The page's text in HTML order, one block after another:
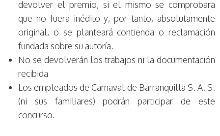
devolver el premio, si el mismo se comprobara
que no fuera inédito y, por tanto, absolutamente
original, o se planteará contienda o reclamación
fundada sobre su autoría.
No se devolverán los trabajos ni la documentación
recibida
Los empleados de Carnaval de Barranquilla S. A. S.
(ni sus familiares) podrán participar de este
concurso.